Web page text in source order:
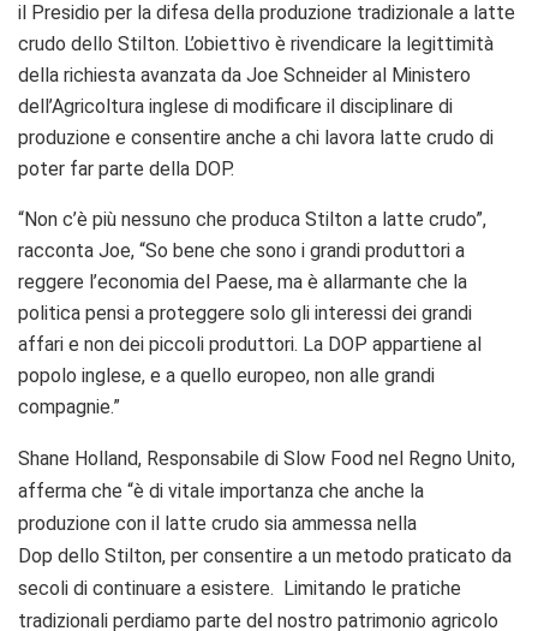
il Presidio per la difesa della produzione tradizionale a latte
crudo dello Stilton. L’obiettivo è rivendicare la legittimità
della richiesta avanzata da Joe Schneider al Ministero
dell’Agricoltura inglese di modificare il disciplinare di
produzione e consentire anche a chi lavora latte crudo di
poter far parte della DOP.
“Non c’è più nessuno che produca Stilton a latte crudo”,
racconta Joe, “So bene che sono i grandi produttori a
reggere l’economia del Paese, ma è allarmante che la
politica pensi a proteggere solo gli interessi dei grandi
affari e non dei piccoli produttori. La DOP appartiene al
popolo inglese, e a quello europeo, non alle grandi
compagnie.”
Shane Holland, Responsabile di Slow Food nel Regno Unito,
afferma che “è di vitale importanza che anche la
produzione con il latte crudo sia ammessa nella
Dop dello Stilton, per consentire a un metodo praticato da
secoli di continuare a esistere. Limitando le pratiche
tradizionali perdiamo parte del nostro patrimonio agricolo